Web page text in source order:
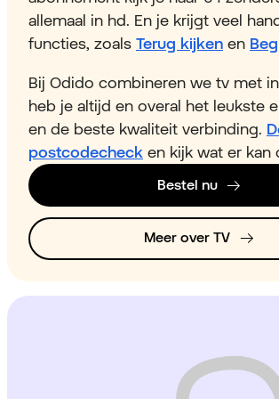
allemaal in hd. En je krijgt veel
functies, zoals Terug kijken en
Bij Odido combineren we tv met
heb je altijd en overal het leukste
en de beste kwaliteit verbinding.
postcodecheck en kijk wat er kan
Bestel nu
Meer over TV